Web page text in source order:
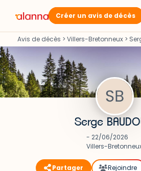
Créer un avis de décès
Avis de décès > Villers-Bretonneux >
Serge
- 22/06/2026
Villers-
Partager Rejoindre